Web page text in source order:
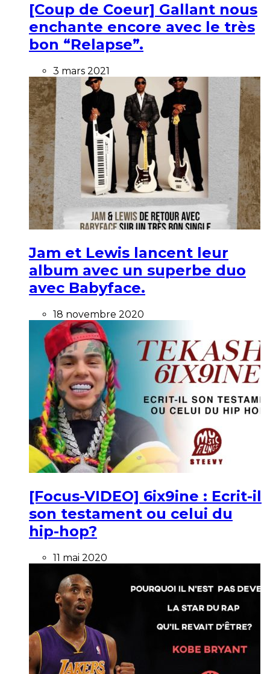
[Coup de Coeur] Gallant nous
enchante encore avec le très
bon “Relapse”.
3 mars 2021
Jam et Lewis lancent leur
album avec un superbe duo
avec Babyface.
18 novembre 2020
[Focus-VIDEO] 6ix9ine : Ecrit-il
son testament ou celui du
hip-hop?
11 mai 2020